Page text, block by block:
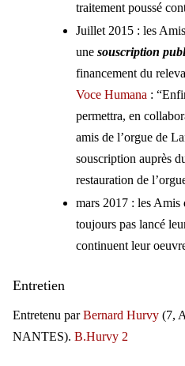
traitement poussé
Juillet 2015 : les
une souscription
financement du
Voce Humana :
permettra, en
amis de l’orgue de
souscription auprès
restauration de
mars 2017 : les Amis
toujours pas lancé
continuent leur
Entretien
Entretenu parBernard Hurvy (7,
NANTES). B.Hurvy 2